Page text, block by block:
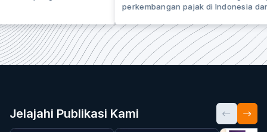
perkembangan pajak di Indonesia
Jelajahi Publikasi Kami